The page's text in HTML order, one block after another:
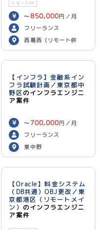
リモートOK
〜 850,000円／月
フリーランス
西葛西（リモート併
用）
【インフラ】金融系イン
フラ試験計画／東京都中
野区のインフラエンジニ
ア案件
〜 700,000円／月
フリーランス
東中野
【Oracle】料金システム
（DB共通）OBJ更改／東
京都港区（リモートメイ
ン） のインフラエンジニ
ア案件